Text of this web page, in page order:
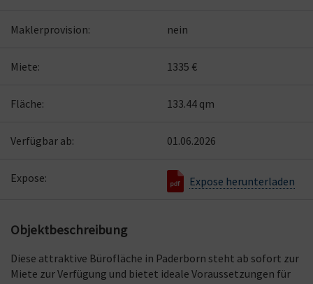
Maklerprovision: nein
Miete: 1335 €
Fläche: 133.44 qm
Verfügbar ab: 01.06.2026
Expose: Expose herunterladen
Objektbeschreibung
Diese attraktive Bürofläche in Paderborn steht ab sofort zur
Miete zur Verfügung und bietet ideale Voraussetzungen für